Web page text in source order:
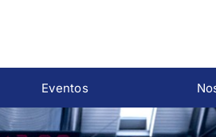
Eventos